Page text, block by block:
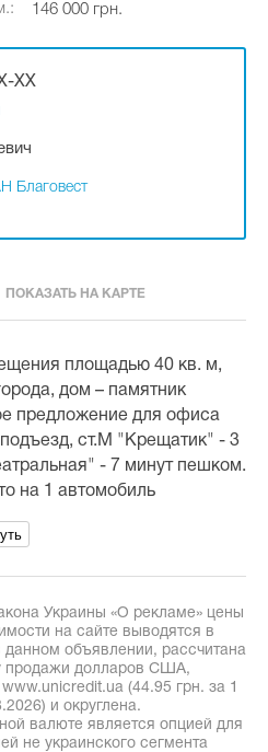
146 000 грн.
XX
Благовест
ПОКАЗАТЬ НА КАРТЕ
площадью 40 кв. м,
дом – памятник
предложение для офиса
ст.М "Крещатик" - 3
- 7 минут пешком.
на 1 автомобиль
Украины «О рекламе» цены
на сайте выводятся в
данном объявлении, рассчитана
продажи долларов США,
(44.95 грн. за 1
и округлена.
валюте является опцией для
не украинского сегмента